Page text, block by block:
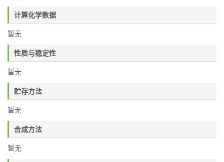
计算化学数据
暂无
性质与稳定性
暂无
贮存方法
暂无
合成方法
暂无